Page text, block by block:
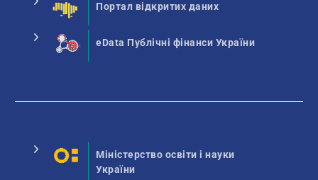
Портал відкритих даних
eData Публічні фінанси України
Міністерство освіти і науки
України